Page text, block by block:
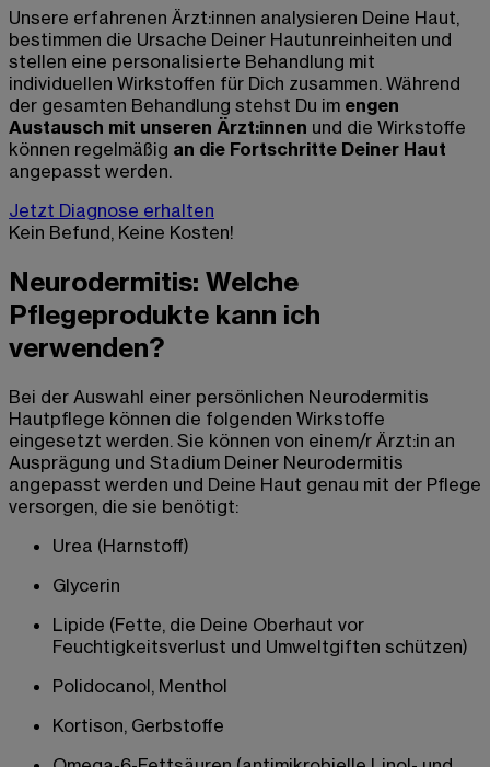
Unsere erfahrenen Ärzt:innen analysieren Deine Haut,
bestimmen die Ursache Deiner Hautunreinheiten und
stellen eine personalisierte Behandlung mit
individuellen Wirkstoffen für Dich zusammen. Während
der gesamten Behandlung stehst Du im engen
Austausch mit unseren Ärzt:innen und die Wirkstoffe
können regelmäßig an die Fortschritte Deiner Haut
angepasst werden.
Jetzt Diagnose erhalten
Kein Befund, Keine Kosten!
Neurodermitis: Welche
Pflegeprodukte kann ich
verwenden?
Bei der Auswahl einer persönlichen Neurodermitis
Hautpflege können die folgenden Wirkstoffe
eingesetzt werden. Sie können von einem/r Ärzt:in an
Ausprägung und Stadium Deiner Neurodermitis
angepasst werden und Deine Haut genau mit der Pflege
versorgen, die sie benötigt:
Urea (Harnstoff)
Glycerin
Lipide (Fette, die Deine Oberhaut vor
Feuchtigkeitsverlust und Umweltgiften schützen)
Polidocanol, Menthol
Kortison, Gerbstoffe